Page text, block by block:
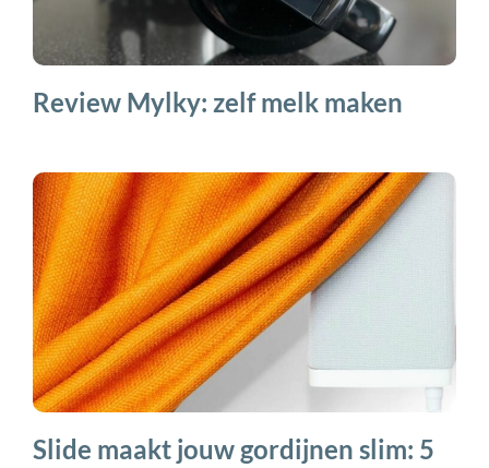
Review Mylky: zelf melk maken
Slide maakt jouw gordijnen slim: 5